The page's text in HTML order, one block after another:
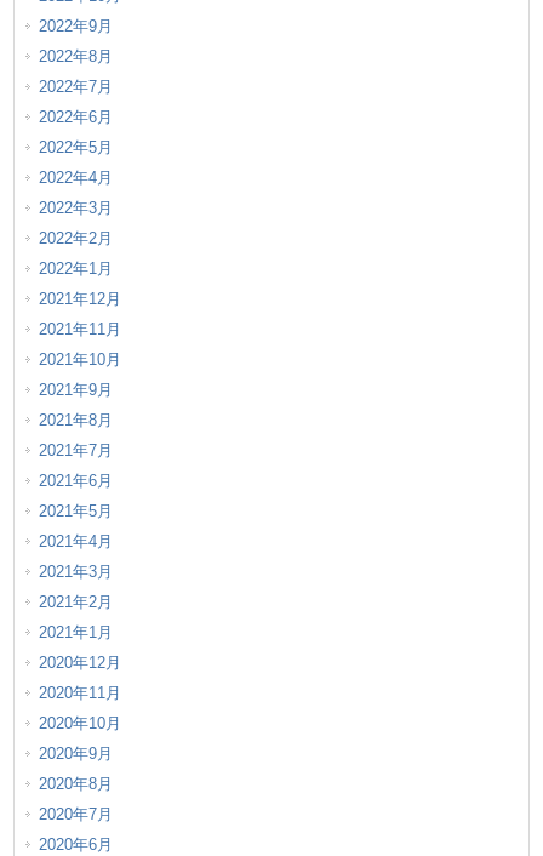
2022年9月
2022年8月
2022年7月
2022年6月
2022年5月
2022年4月
2022年3月
2022年2月
2022年1月
2021年12月
2021年11月
2021年10月
2021年9月
2021年8月
2021年7月
2021年6月
2021年5月
2021年4月
2021年3月
2021年2月
2021年1月
2020年12月
2020年11月
2020年10月
2020年9月
2020年8月
2020年7月
2020年6月